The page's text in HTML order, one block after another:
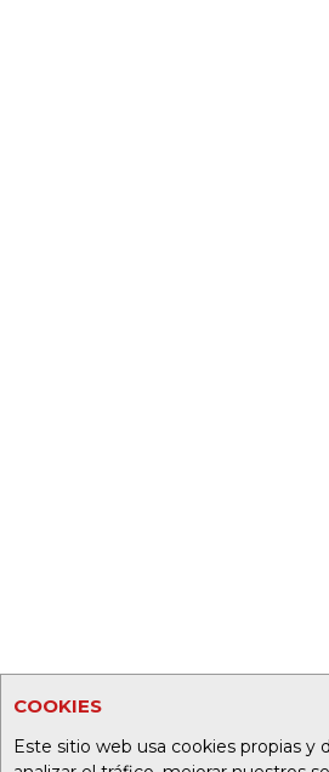
COOKIES
Este sitio web usa cookies propias y